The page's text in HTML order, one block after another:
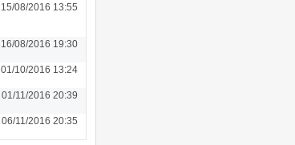
15/08/2016 13:55
16/08/2016 19:30
01/10/2016 13:24
01/11/2016 20:39
06/11/2016 20:35